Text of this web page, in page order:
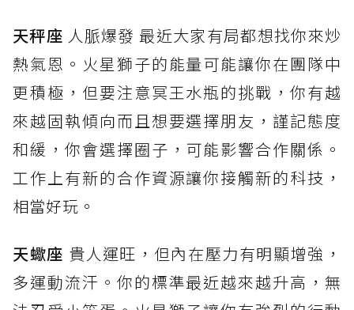
天秤座 人脈爆發 最近大家有局都想找你來炒
熱氣恩。火星獅子的能量可能讓你在團隊中
更積極，但要注意冥王水瓶的挑戰，你有越
來越固執傾向而且想要選擇朋友，謹記態度
和緩，你會選擇圈子，可能影響合作關係。
工作上有新的合作資源讓你接觸新的科技，
相當好玩。
天蠍座 貴人運旺，但內在壓力有明顯增強，
多運動流汗。你的標準最近越來越升高，無